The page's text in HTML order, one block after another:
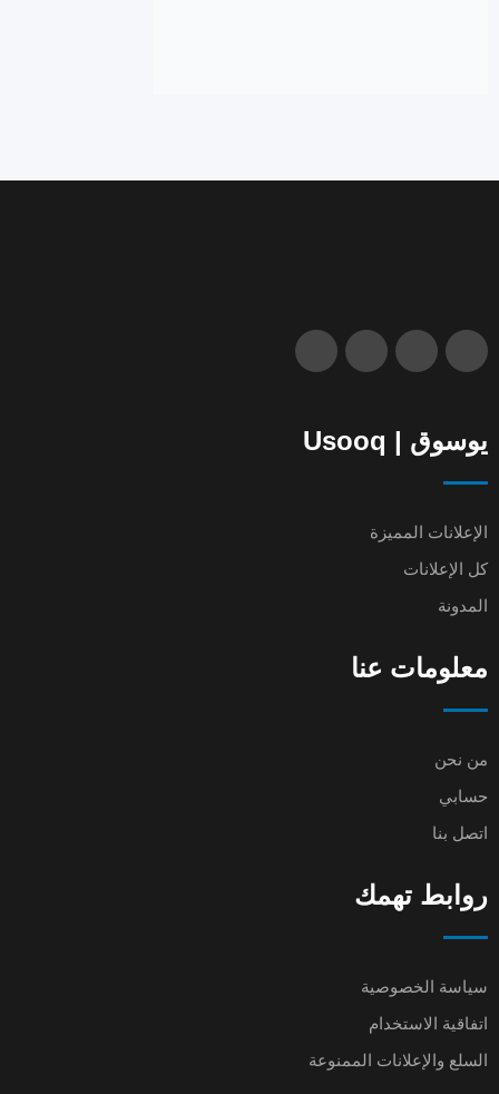
يوسوق | Usooq
الإعلانات المميزة
كل الإعلانات
المدونة
معلومات عنا
من نحن
حسابي
اتصل بنا
روابط تهمك
سياسة الخصوصية
اتفاقية الاستخدام
السلع والإعلانات الممنوعة